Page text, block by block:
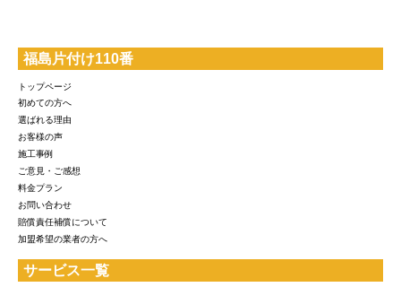
福島片付け110番
トップページ
初めての方へ
選ばれる理由
お客様の声
施工事例
ご意見・ご感想
料金プラン
お問い合わせ
賠償責任補償について
加盟希望の業者の方へ
サービス一覧